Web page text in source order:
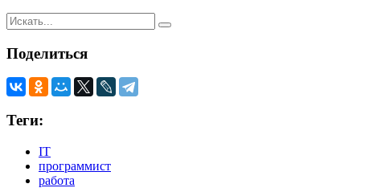
Поделиться
Теги:
IT
программист
работа